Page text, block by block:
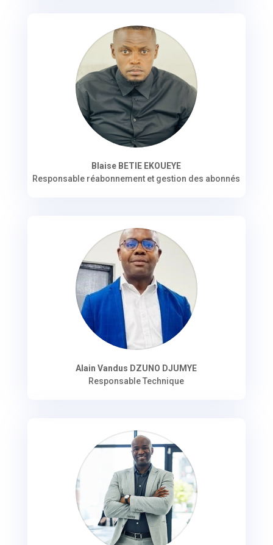
Blaise BETIE EKOUEYE
Responsable réabonnement et gestion des abonnés
Alain Vandus DZUNO DJUMYE
Responsable Technique